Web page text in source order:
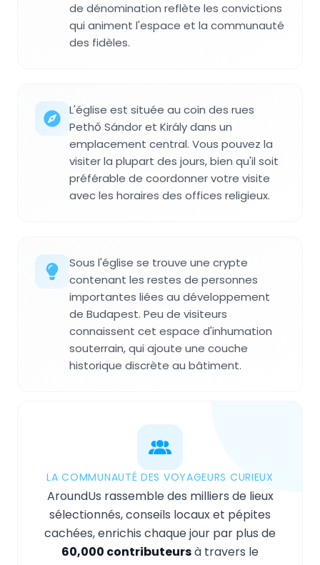
de dénomination reflète les convictions
qui animent l'espace et la communauté
des fidèles.
L'église est située au coin des rues
Pethő Sándor et Király dans un
emplacement central. Vous pouvez la
visiter la plupart des jours, bien qu'il soit
préférable de coordonner votre visite
avec les horaires des offices religieux.
Sous l'église se trouve une crypte
contenant les restes de personnes
importantes liées au développement
de Budapest. Peu de visiteurs
connaissent cet espace d'inhumation
souterrain, qui ajoute une couche
historique discrète au bâtiment.
LA COMMUNAUTÉ DES VOYAGEURS CURIEUX
AroundUs rassemble des milliers de lieux
sélectionnés, conseils locaux et pépites
cachées, enrichis chaque jour par plus de
60,000 contributeursà travers le